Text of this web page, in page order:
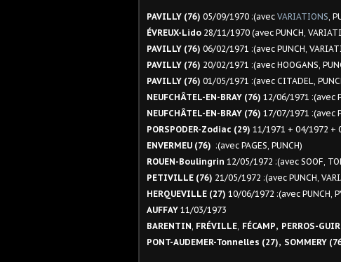
PAVILLY (76) 05/09/1970 :(avec VARIATIONS,
ÉVREUX-Lido 28/11/1970 (avec PUNCH,
PAVILLY (76) 06/02/1971 :(avec PUNCH,
PAVILLY (76) 20/02/1971 :(avec HOOGANS,
PAVILLY (76) 01/05/1971 :(avec CITADEL,
NEUFCHÂTEL-EN-BRAY (76) 12/06/1971 :(avec
NEUFCHÂTEL-EN-BRAY (76) 17/07/1971 :(avec
PORSPODER-Zodiac (29) 11/1971 + 04/1972 +
ENVERMEU (76) :(avec PAGES, PUNCH)
ROUEN-Boulingrin 12/05/1972 :(avec SOOF,
PETIVILLE (76) 21/05/1972 :(avec PUNCH,
HERQUEVILLE (27) 10/06/1972 :(avec PUNCH,
AUFFAY 11/03/1973
BARENTIN, FRÉVILLE, FÉCAMP, PERROS-
PONT-AUDEMER-Tonnelles (27), SOMMERY